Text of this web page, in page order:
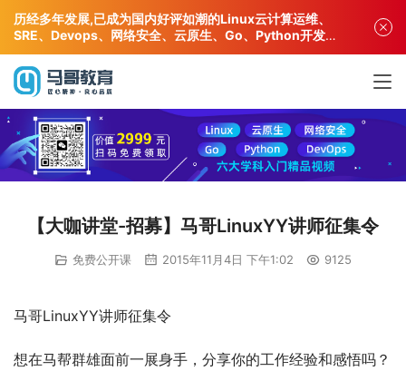
【大咖讲堂-招募】马哥LinuxYY讲师征集令
免费公开课 2015年11月4日 下午1:02 9125
马哥LinuxYY讲师征集令
想在马帮群雄面前一展身手，分享你的工作经验和感悟吗？
历经多年发展,已成为国内好评如潮的Linux云计算运维、
SRE、Devops、网络安全、云原生、Go、Python开发专
业人才培训机构!